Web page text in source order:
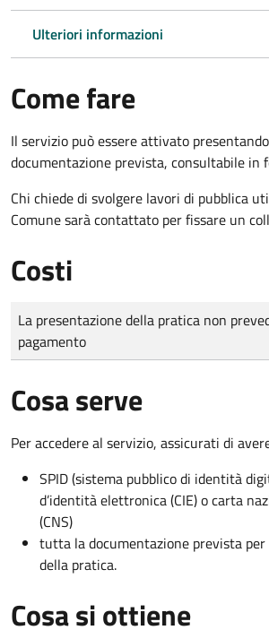
Ulteriori informazioni
Come fare
Il servizio può essere attivato
documentazione prevista, consultabile in
Chi chiede di svolgere lavori di pubblica
Comune sarà contattato per fissare un
Costi
Tipo di pagamento
Importo
La presentazione della pratica non
pagamento
Cosa serve
Per accedere al servizio, assicurati di
SPID (sistema pubblico di identità
d’identità elettronica (CIE) o carta
(CNS)
tutta la documentazione prevista
della pratica.
Cosa si ottiene